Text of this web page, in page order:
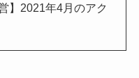
】2021年4月のアク